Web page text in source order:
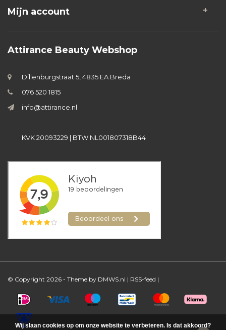
Mijn account
Attirance Beauty Webshop
Dillenburgstraat 5, 4835 EA Breda
076 520 1815
info@attirance.nl
KVK 20093229 | BTW NL001807318B44
© Copyright 2026 - Theme by DMWS.nl | RSS-feed |
Wij slaan cookies op om onze website te verbeteren. Is dat akkoord?